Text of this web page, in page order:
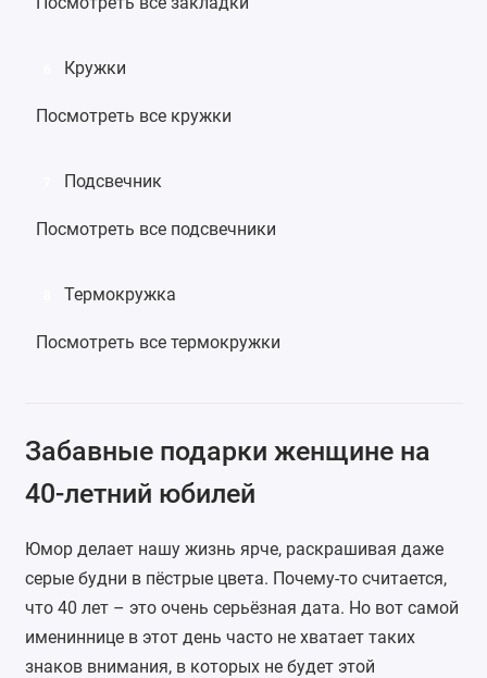
Кружки
Посмотреть все кружки
Подсвечник
Посмотреть все подсвечники
Термокружка
Посмотреть все термокружки
Забавные подарки женщине на
40-летний юбилей
Юмор делает нашу жизнь ярче, раскрашивая даже
серые будни в пёстрые цвета. Почему-то считается,
что 40 лет – это очень серьёзная дата. Но вот самой
имениннице в этот день часто не хватает таких
знаков внимания, в которых не будет этой